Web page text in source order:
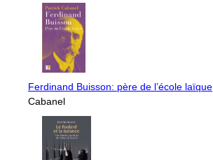
Ferdinand Buisson: père de l’école laïque
Cabanel